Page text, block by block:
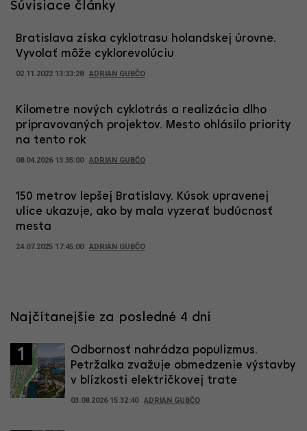
Súvisiace články
Bratislava získa cyklotrasu holandskej úrovne.
Vyvolať môže cyklorevolúciu
02.11.2022 13:33:28 ADRIAN GUBČO
Kilometre nových cyklotrás a realizácia dlho
pripravovaných projektov. Mesto ohlásilo priority
na tento rok
08.04.2026 13:35:00 ADRIAN GUBČO
150 metrov lepšej Bratislavy. Kúsok upravenej
ulice ukazuje, ako by mala vyzerať budúcnosť
mesta
24.07.2025 17:45:00 ADRIAN GUBČO
Najčítanejšie za posledné 4 dni
1
Odbornosť nahrádza populizmus.
Petržalka zvažuje obmedzenie výstavby
v blízkosti električkovej trate
03.08.2026 15:32:40 ADRIAN GUBČO